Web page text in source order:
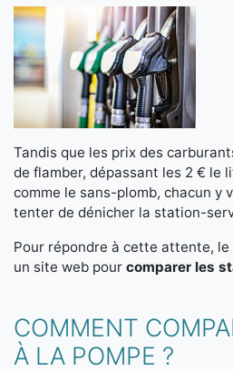
Tandis que les prix des
de flamber, dépassant les 2 € le
comme le sans-plomb, chacun y
tenter de dénicher la station-
Pour répondre à cette attente,
un site web pour comparer les
COMMENT
À LA POMPE ?